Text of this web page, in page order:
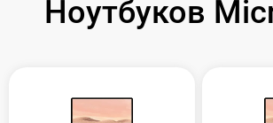
Ноутбуков